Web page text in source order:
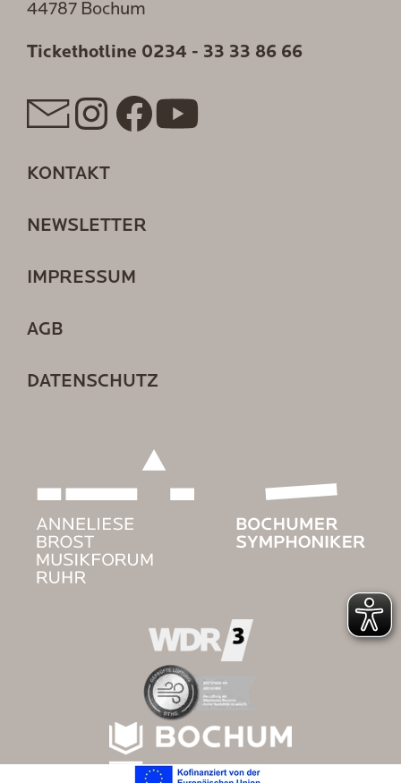
44787 Bochum
Tickethotline 0234 - 33 33 86 66
KONTAKT
NEWSLETTER
IMPRESSUM
AGB
DATENSCHUTZ